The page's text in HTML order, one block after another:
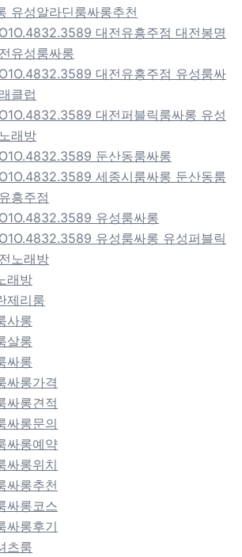
유성알라딘룸싸롱추천
대전유흥주점 대전봉명
유성룸싸롱
대전유흥주점 유성룸싸
클럽
대전퍼블릭룸싸롱 유성
래방
둔산동룸싸롱
세종시룸싸롱 둔산동룸
흥주점
유성룸싸롱
유성룸싸롱 유성퍼블릭
노래방
래방
제리룸
사롱
살롱
싸롱
싸롱가격
싸롱견적
싸롱문의
싸롱예약
싸롱위치
싸롱추천
싸롱코스
싸롱후기
츠룸